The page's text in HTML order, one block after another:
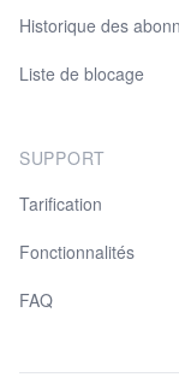
Historique des
Liste de blocage
SUPPORT
Tarification
Fonctionnalités
FAQ